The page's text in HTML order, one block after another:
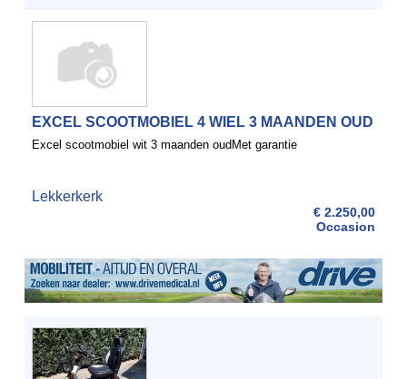
EXCEL SCOOTMOBIEL 4 WIEL 3 MAANDEN OUD
Excel scootmobiel wit 3 maanden oudMet garantie
Lekkerkerk
€ 2.250,00
Occasion